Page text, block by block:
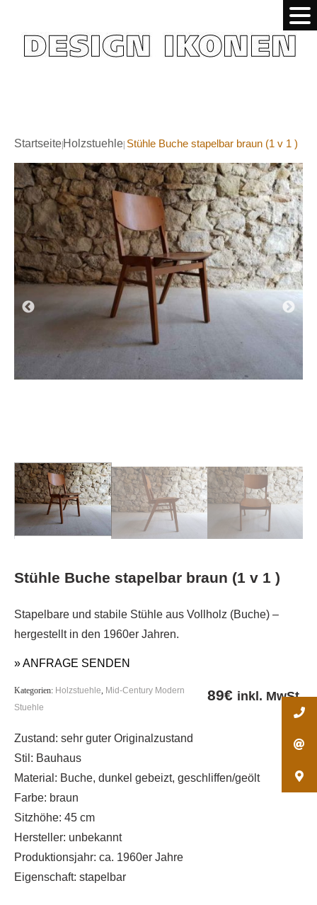
Startseite Holzstuehle Stühle Buche stapelbar braun (1 v 1 )
Stühle Buche stapelbar braun (1 v 1 )
Stapelbare und stabile Stühle aus Vollholz (Buche) –
hergestellt in den 1960er Jahren.
» ANFRAGE SENDEN
89€ inkl. MwSt.
Kategorien: Holzstuehle, Mid-Century Modern
Stuehle
Zustand: sehr guter Originalzustand
Stil: Bauhaus
Material: Buche, dunkel gebeizt, geschliffen/geölt
Farbe: braun
Sitzhöhe: 45 cm
Hersteller: unbekannt
Produktionsjahr: ca. 1960er Jahre
Eigenschaft: stapelbar